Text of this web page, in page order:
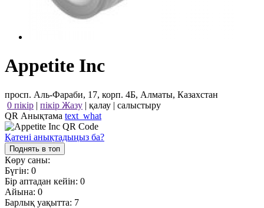
Appetite Inc
просп. Аль-Фараби, 17, корп. 4Б, Алматы, Казахстан
0 пікір | пікір Жазу | қалау | салыстыру
QR Анықтама text_what
Қатені анықтадыңыз ба?
Поднять в топ
Көру саны:
Бүгін: 0
Бір аптадан кейін: 0
Айына: 0
Барлық уақытта: 7